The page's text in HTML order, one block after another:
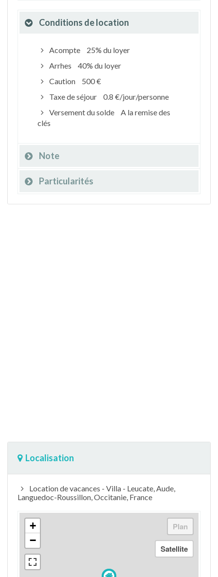
Conditions de location
Acompte
25% du loyer
Arrhes
40% du loyer
Caution
500 €
Taxe de séjour
0.8 €/jour/personne
Versement du solde
A la remise des
clés
Note
Particularités
Localisation
Location de vacances - Villa - Leucate, Aude,
Languedoc-Roussillon, Occitanie, France
+
−